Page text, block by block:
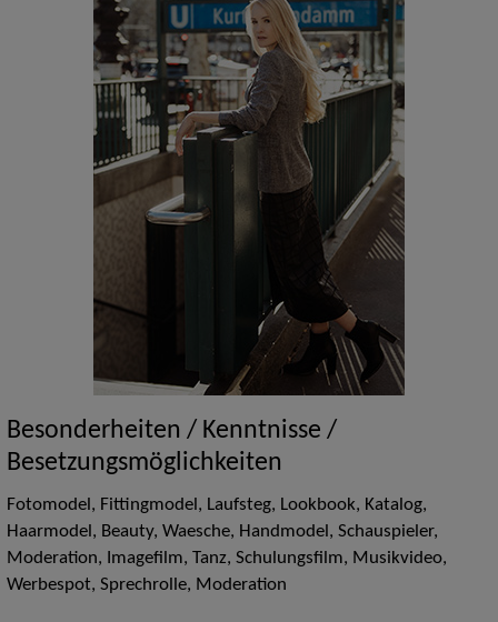
Besonderheiten / Kenntnisse /
Besetzungsmöglichkeiten
Fotomodel, Fittingmodel, Laufsteg, Lookbook, Katalog,
Haarmodel, Beauty, Waesche, Handmodel, Schauspieler,
Moderation, Imagefilm, Tanz, Schulungsfilm, Musikvideo,
Werbespot, Sprechrolle, Moderation